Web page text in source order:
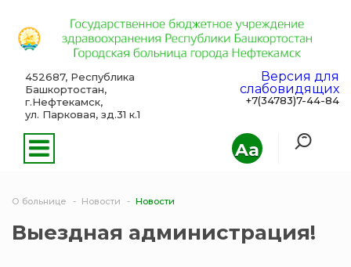
Aa
452687, Республика
Башкортостан,
г.Нефтекамск,
ул. Парковая, зд.31 к.1
Версия для
слабовидящих
+7(34783)7-44-84
О больнице Новости Новости
Выездная администрация!